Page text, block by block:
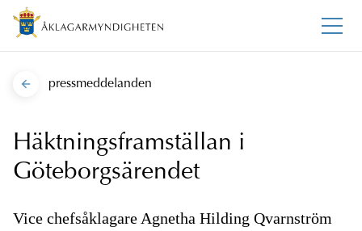
pressmeddelanden
Häktningsframställan i
Göteborgsärendet
Vice chefsåklagare Agnetha Hilding Qvarnström